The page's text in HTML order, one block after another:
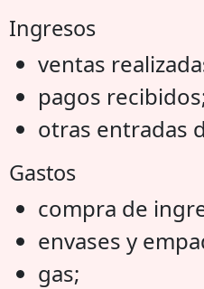
Ingresos
ventas
pagos
otras entradas
Gastos
compra de
envases y
gas;